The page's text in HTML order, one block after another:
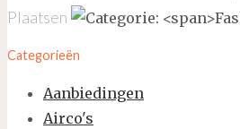
Plaatsen
Categorieën
Aanbiedingen
Airco's